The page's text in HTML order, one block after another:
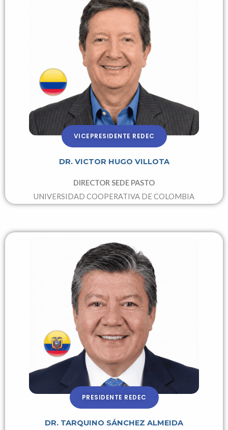
VICEPRESIDENTE REDEC
DR. VICTOR HUGO VILLOTA
DIRECTOR SEDE PASTO
UNIVERSIDAD COOPERATIVA DE COLOMBIA
PRESIDENTE REDEC
DR. TARQUINO SÁNCHEZ ALMEIDA